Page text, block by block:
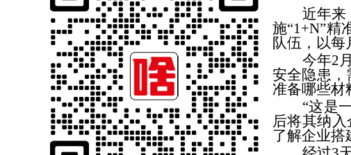
近年来
施“1+N”精
队伍，以每
今年2
安全隐患，
准备哪些材
“这是
后将其纳
了解企业搭